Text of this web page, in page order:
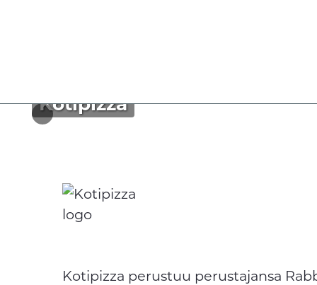
Kotipizza
Kotipizza perustuu perustajansa